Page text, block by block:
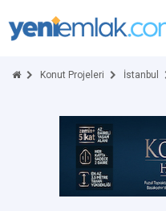
Konut Projeleri İstanbul